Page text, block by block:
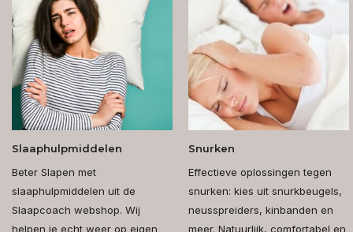
Slaaphulpmiddelen
Beter Slapen met
slaaphulpmiddelen uit de
Slaapcoach webshop. Wij
helpen je echt weer op eigen
Snurken
Effectieve oplossingen tegen
snurken: kies uit snurkbeugels,
neusspreiders, kinbanden en
meer. Natuurlijk, comfortabel en